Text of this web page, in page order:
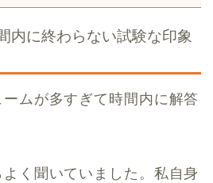
内に終わらない試験な印象
ムが多すぎて時間内に解答
く聞いていました。私自身